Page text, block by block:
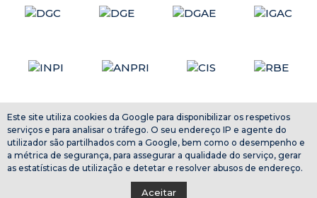
Este site utiliza cookies da Google para disponibilizar os respetivos
serviços e para analisar o tráfego. O seu endereço IP e agente do
utilizador são partilhados com a Google, bem como o desempenho e
a métrica de segurança, para assegurar a qualidade do serviço, gerar
as estatísticas de utilização e detetar e resolver abusos de endereço.
Aceitar